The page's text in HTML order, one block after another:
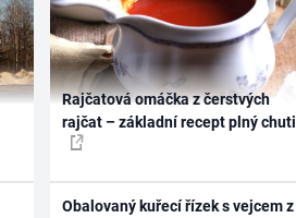
Rajčatová omáčka z čerstvých
rajčat – základní recept plný chuti
Obalovaný kuřecí řízek s vejcem z